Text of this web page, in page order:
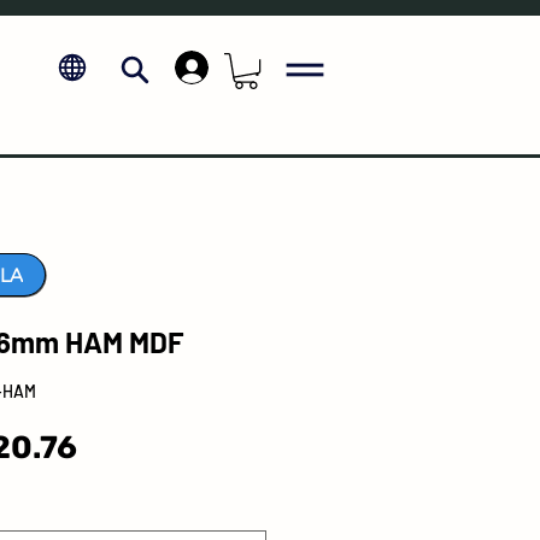
.
HAM MDF
Sale